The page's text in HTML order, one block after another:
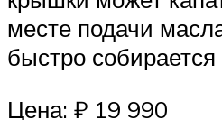
месте подачи
быстро
Цена: ₽ 19 990